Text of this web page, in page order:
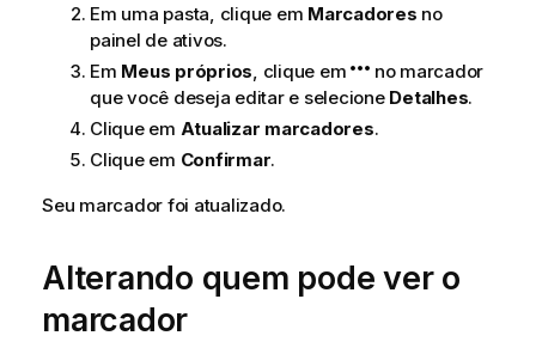
Em uma pasta, clique em Marcadores no
painel de ativos.
Em Meus próprios , clique em
no marcador
que você deseja editar e selecione Detalhes.
Clique em Atualizar marcadores.
Clique em Confirmar.
Seu marcador foi atualizado.
Alterando quem pode ver o
marcador